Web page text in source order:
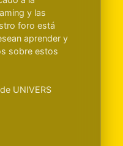
y las
foro está
aprender y
sobre estos
UNIVERS